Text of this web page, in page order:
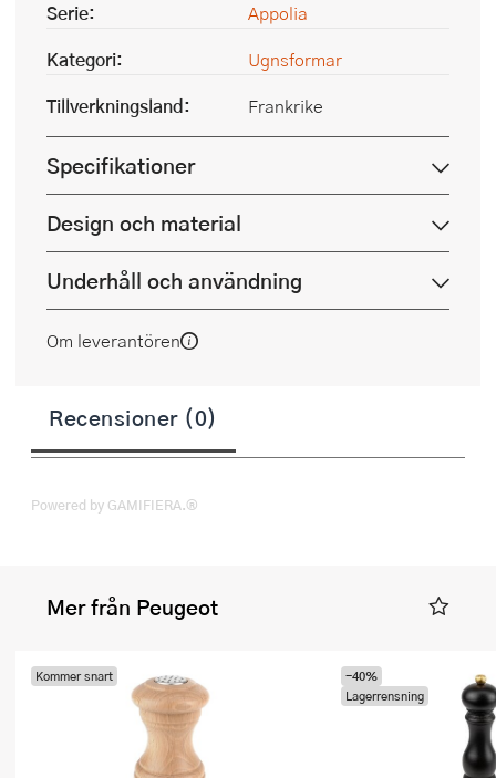
Serie:
Appolia
Kategori:
Ugnsformar
Tillverkningsland:
Frankrike
Specifikationer
Design och material
Underhåll och användning
Om leverantören
Recensioner (0)
Powered by GAMIFIERA.®
Mer från Peugeot
Kommer snart -40%
Lagerrensning